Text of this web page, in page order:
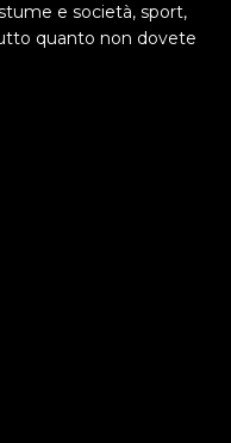
e società, sport,
quanto non dovete